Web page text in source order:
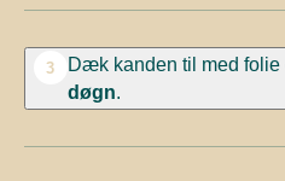
3 Dæk kanden til med
døgn.